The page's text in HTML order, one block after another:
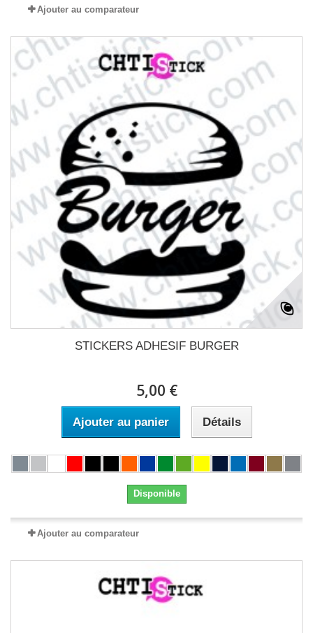
Ajouter au comparateur
STICKERS ADHESIF BURGER
5,00 €
Ajouter au panier Détails
Disponible
Ajouter au comparateur